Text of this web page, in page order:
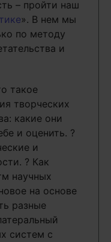
– пройти наш
». В нем мы
по методу
и
такое
творческих
какие они
и оценить. ?
и
? Как
научных
на основе
разные
систем с